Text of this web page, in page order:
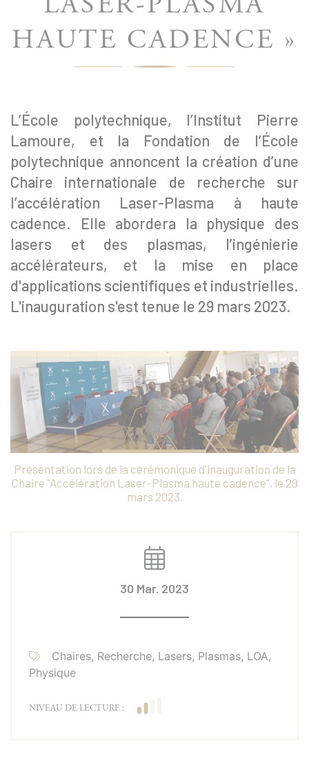
HAUTE CADENCE »
L’École polytechnique, l’Institut Pierre
Lamoure, et la Fondation de l’École
polytechnique annoncent la création d’une
Chaire internationale de recherche sur
l’accélération Laser-Plasma à haute
cadence. Elle abordera la physique des
lasers et des plasmas, l’ingénierie
accélérateurs, et la mise en place
d'applications scientifiques et industrielles.
L'inauguration s'est tenue le 29 mars 2023.
Présentation lors de la cérémonique d'inauguration de la
Chaire "Accélération Laser-Plasma haute cadence", le 29
mars 2023.
30 Mar. 2023
Chaires, Recherche, Lasers, Plasmas, LOA,
Physique
NIVEAU DE LECTURE :